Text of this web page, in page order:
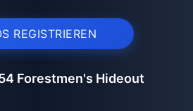
REGISTRIEREN
Forestmen's Hideout